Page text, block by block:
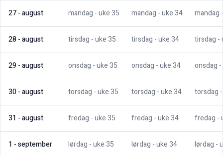
27-august mandag - uke35 mandag - uke34 mandag
28-august tirsdag - uke35 tirsdag - uke34 tirsdag -
29-august onsdag - uke35 onsdag - uke34 onsdag
30-august torsdag - uke35 torsdag - uke34 torsdag
31 -august fredag - uke35 fredag - uke34 fredag -
1 -september lørdag - uke35 lørdag - uke34 lørdag -